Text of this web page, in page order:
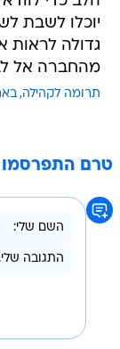
יוכלו לשבת
גדולה לראות
מהחברה אל
תרומה לקהילה
טרם התפרסמו